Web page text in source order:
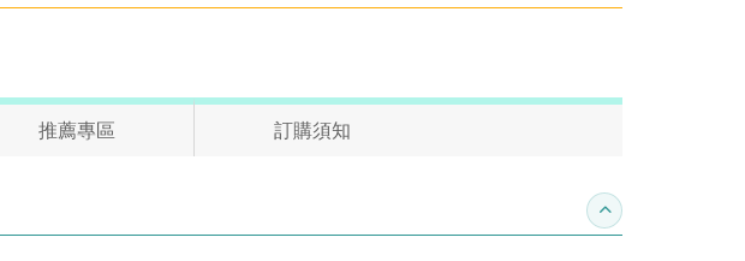
推薦專區 訂購須知
收合內容簡介